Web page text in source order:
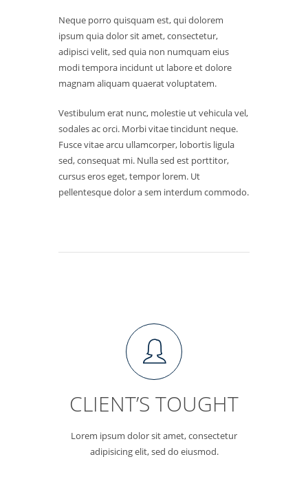
Neque porro quisquam est, qui dolorem
ipsum quia dolor sit amet, consectetur,
adipisci velit, sed quia non numquam eius
modi tempora incidunt ut labore et dolore
magnam aliquam quaerat voluptatem.
Vestibulum erat nunc, molestie ut vehicula vel,
sodales ac orci. Morbi vitae tincidunt neque.
Fusce vitae arcu ullamcorper, lobortis ligula
sed, consequat mi. Nulla sed est porttitor,
cursus eros eget, tempor lorem. Ut
pellentesque dolor a sem interdum commodo.
CLIENT’S TOUGHT
Lorem ipsum dolor sit amet, consectetur
adipisicing elit, sed do eiusmod.